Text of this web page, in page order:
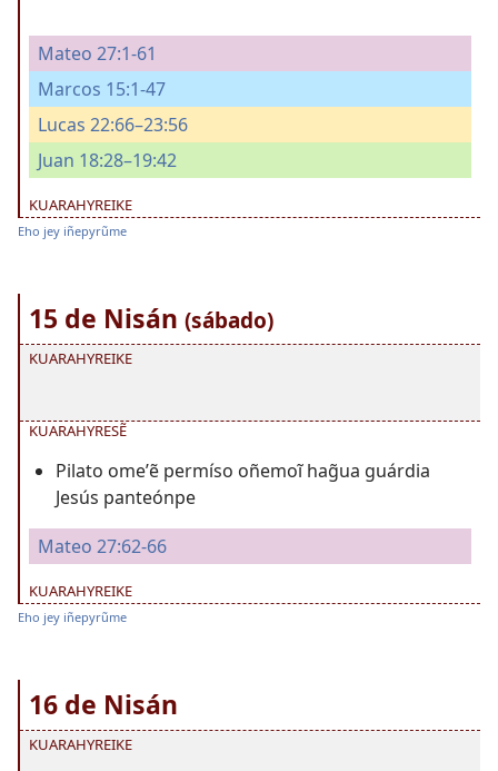
Mateo 27:1-61
Marcos 15:1-47
Lucas 22:66–23:56
Juan 18:28–19:42
KUARAHYREIKE
Eho jey iñepyrũme
15 de Nisán (sábado)
KUARAHYREIKE
KUARAHYRESẼ
Pilato omeʼẽ permíso oñemoĩ hag̃ua guárdia
Jesús panteónpe
Mateo 27:62-66
KUARAHYREIKE
Eho jey iñepyrũme
16 de Nisán
KUARAHYREIKE